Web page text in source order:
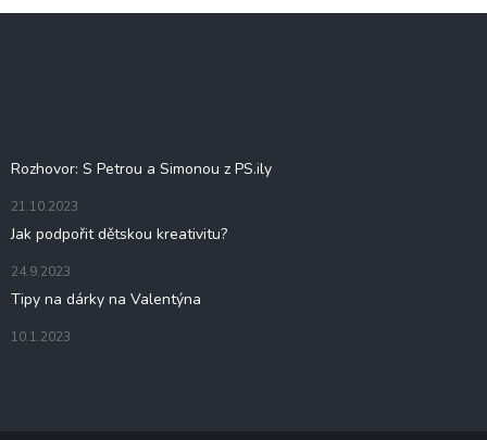
Rozhovor: S Petrou a Simonou z PS.ily
21.10.2023
Jak podpořit dětskou kreativitu?
24.9.2023
Tipy na dárky na Valentýna
10.1.2023